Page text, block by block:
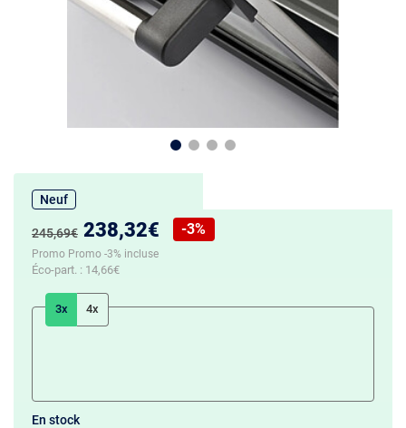
Neuf
Ancien prix :
245,69€ Nouveau prix :
238,32€
Réduction de :
-3%
Promo Promo -3% incluse
Éco-part. : 14,66€
3x 4x
En stock